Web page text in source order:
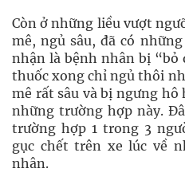
Còn ở những liều vượt
mê, ngủ sâu, đã có
nhận là bệnh nhân bị
thuốc xong chỉ ngủ thôi
mê rất sâu và bị ngưng
những trường hợp này.
trường hợp 1 trong 3
gục chết trên xe lúc về
nhân.